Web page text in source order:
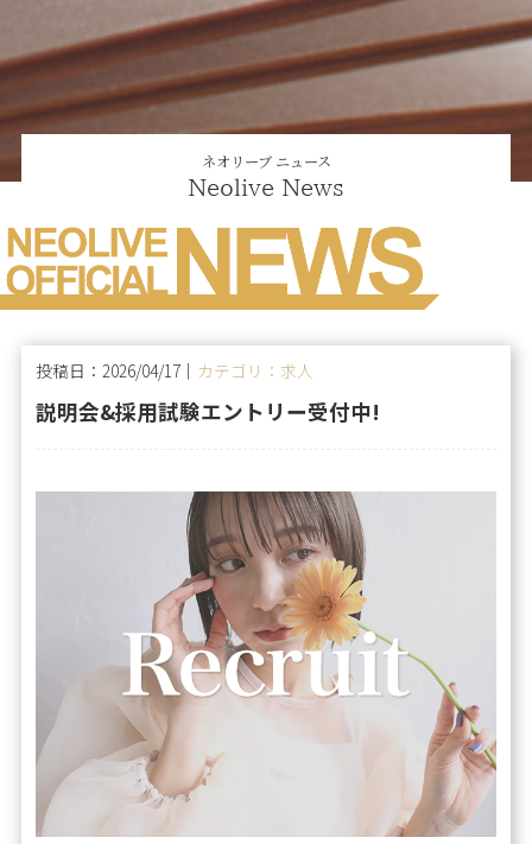
ネオリーブ ニュース
Neolive News
投稿日：2026/04/17｜ カテゴリ：求人
説明会&採用試験エントリー受付中!